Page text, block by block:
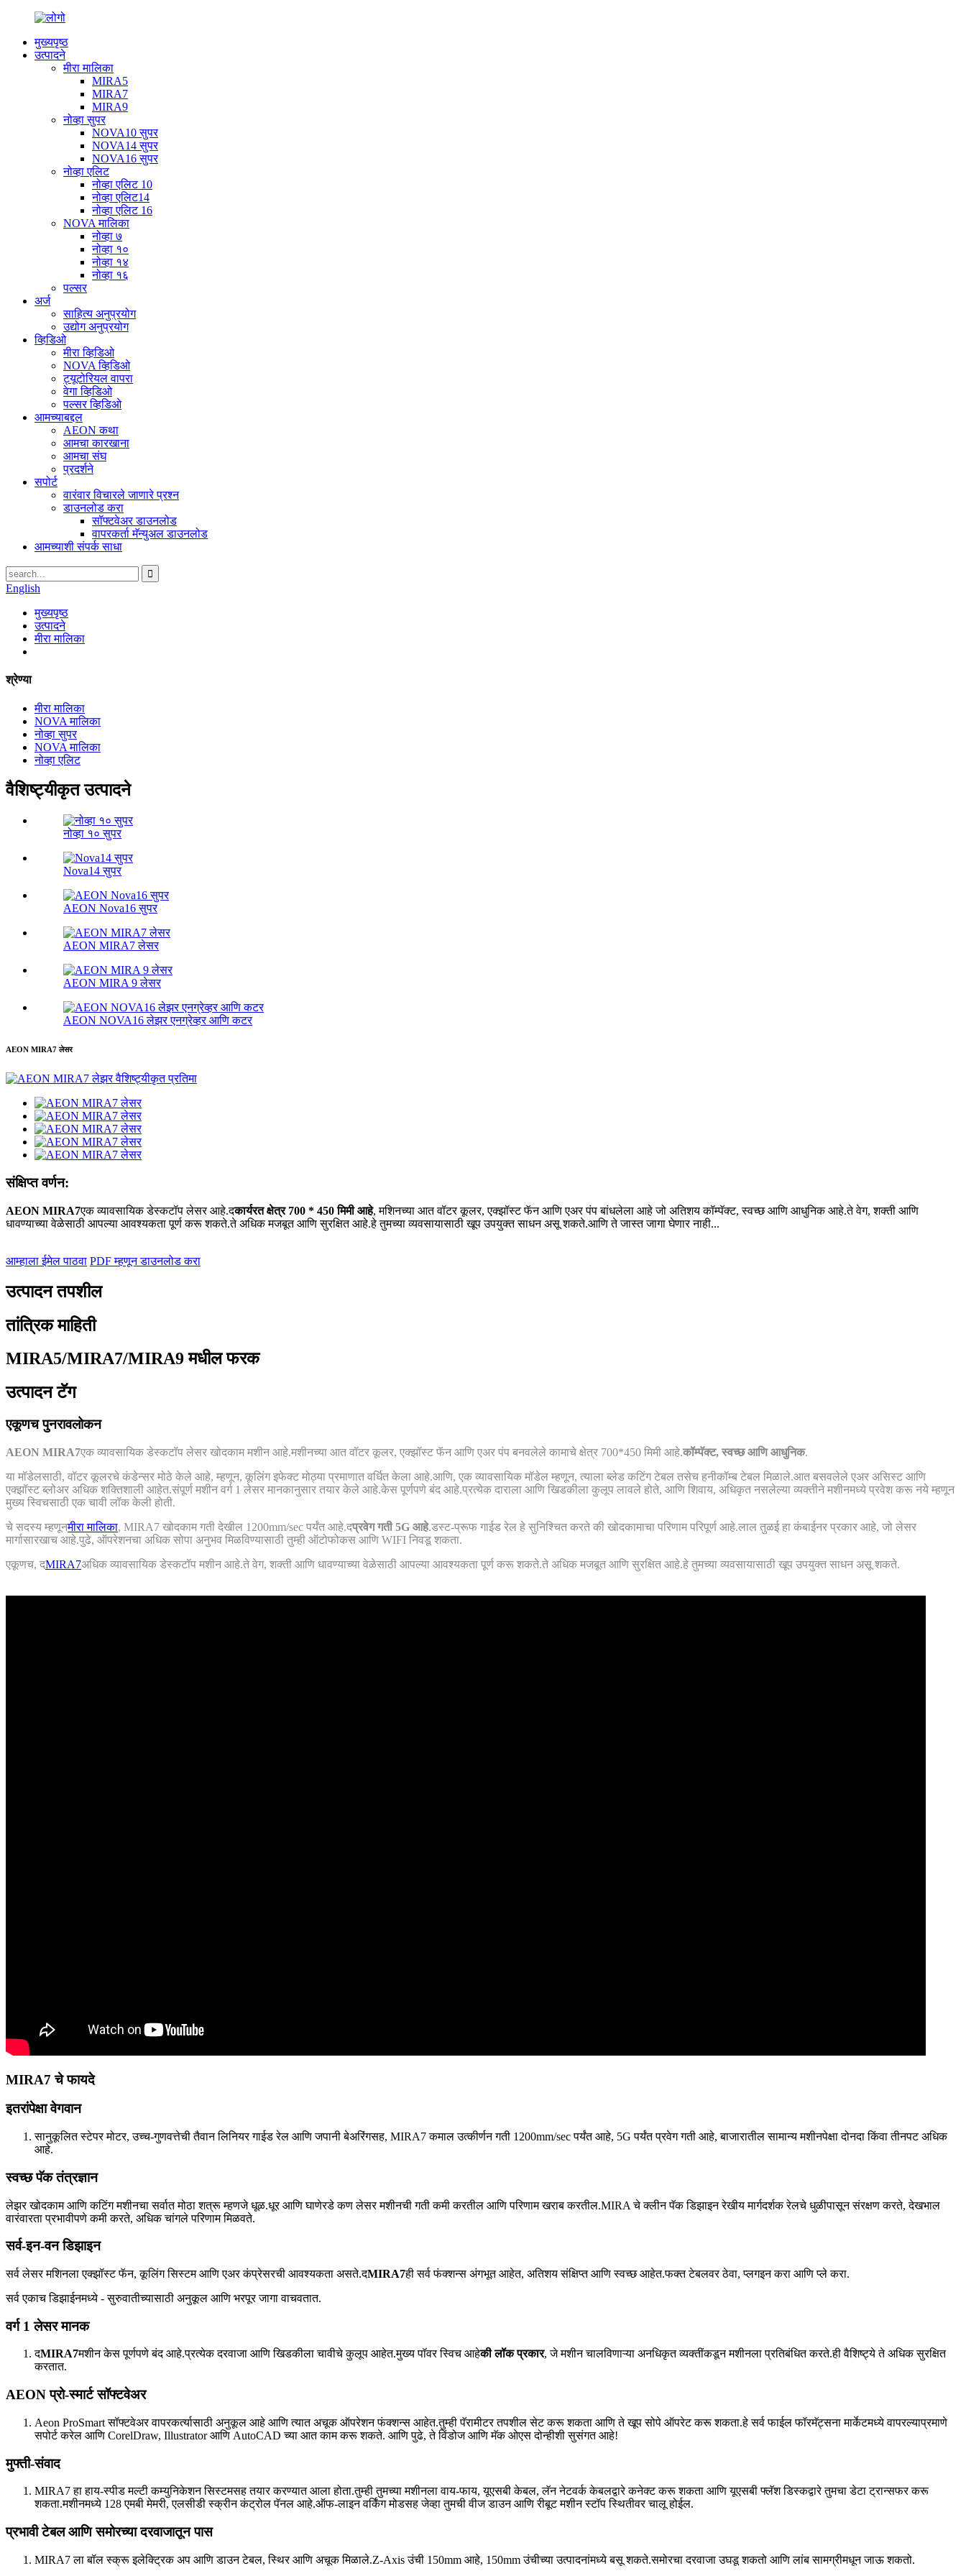
मुख्यपृष्ठ
उत्पादने
मीरा मालिका
MIRA5
MIRA7
MIRA9
नोव्हा सुपर
NOVA10 सुपर
NOVA14 सुपर
NOVA16 सुपर
नोव्हा एलिट
नोव्हा एलिट 10
नोव्हा एलिट14
नोव्हा एलिट 16
NOVA मालिका
नोव्हा ७
नोव्हा १०
नोव्हा १४
नोव्हा १६
पल्सर
अर्ज
साहित्य अनुप्रयोग
उद्योग अनुप्रयोग
व्हिडिओ
मीरा व्हिडिओ
NOVA व्हिडिओ
ट्यूटोरियल वापरा
वेगा व्हिडिओ
पल्सर व्हिडिओ
आमच्याबद्दल
AEON कथा
आमचा कारखाना
आमचा संघ
प्रदर्शने
सपोर्ट
वारंवार विचारले जाणारे प्रश्न
डाउनलोड करा
सॉफ्टवेअर डाउनलोड
वापरकर्ता मॅन्युअल डाउनलोड
आमच्याशी संपर्क साधा
English
मुख्यपृष्ठ
उत्पादने
मीरा मालिका
श्रेण्या
मीरा मालिका
NOVA मालिका
नोव्हा सुपर
NOVA मालिका
नोव्हा एलिट
वैशिष्ट्यीकृत उत्पादने
नोव्हा १० सुपर
Nova14 सुपर
AEON Nova16 सुपर
AEON MIRA7 लेसर
AEON MIRA 9 लेसर
AEON NOVA16 लेझर एनग्रेव्हर आणि कटर
AEON MIRA7 लेसर
संक्षिप्त वर्णन:
AEON MIRA7एक व्यावसायिक डेस्कटॉप लेसर आहे.दकार्यरत क्षेत्र 700 * 450 मिमी आहे, मशिनच्या आत वॉटर कूलर, एक्झॉस्ट फॅन आणि एअर पंप बांधलेला आहे जो अतिशय कॉम्पॅक्ट, स्वच्छ आणि आधुनिक आहे.ते वेग, शक्ती आणि
धावण्याच्या वेळेसाठी आपल्या आवश्यकता पूर्ण करू शकते.ते अधिक मजबूत आणि सुरक्षित आहे.हे तुमच्या व्यवसायासाठी खूप उपयुक्त साधन असू शकते.आणि ते जास्त जागा घेणार नाही...
आम्हाला ईमेल पाठवा PDF म्हणून डाउनलोड करा
उत्पादन तपशील
तांत्रिक माहिती
MIRA5/MIRA7/MIRA9 मधील फरक
उत्पादन टॅग
एकूणच पुनरावलोकन
AEON MIRA7एक व्यावसायिक डेस्कटॉप लेसर खोदकाम मशीन आहे.मशीनच्या आत वॉटर कूलर, एक्झॉस्ट फॅन आणि एअर पंप बनवलेले कामाचे क्षेत्र 700*450 मिमी आहे.कॉम्पॅक्ट, स्वच्छ आणि आधुनिक.
या मॉडेलसाठी, वॉटर कूलरचे कंडेन्सर मोठे केले आहे, म्हणून, कूलिंग इफेक्ट मोठ्या प्रमाणात वर्धित केला आहे.आणि, एक व्यावसायिक मॉडेल म्हणून, त्याला ब्लेड कटिंग टेबल तसेच हनीकॉम्ब टेबल मिळाले.आत बसवलेले एअर असिस्ट आणि
एक्झॉस्ट ब्लोअर अधिक शक्तिशाली आहेत.संपूर्ण मशीन वर्ग 1 लेसर मानकानुसार तयार केले आहे.केस पूर्णपणे बंद आहे.प्रत्येक दाराला आणि खिडकीला कुलूप लावले होते, आणि शिवाय, अधिकृत नसलेल्या व्यक्तीने मशीनमध्ये प्रवेश करू नये म्हणून
मुख्य स्विचसाठी एक चावी लॉक केली होती.
चे सदस्य म्हणूनमीरा मालिका, MIRA7 खोदकाम गती देखील 1200mm/sec पर्यंत आहे.दप्रवेग गती 5G आहे.डस्ट-प्रूफ गाईड रेल हे सुनिश्चित करते की खोदकामाचा परिणाम परिपूर्ण आहे.लाल तुळई हा कंबाईनर प्रकार आहे, जो लेसर
मार्गासारखाच आहे.पुढे, ऑपरेशनचा अधिक सोपा अनुभव मिळविण्यासाठी तुम्ही ऑटोफोकस आणि WIFI निवडू शकता.
एकूणच, दMIRA7अधिक व्यावसायिक डेस्कटॉप मशीन आहे.ते वेग, शक्ती आणि धावण्याच्या वेळेसाठी आपल्या आवश्यकता पूर्ण करू शकते.ते अधिक मजबूत आणि सुरक्षित आहे.हे तुमच्या व्यवसायासाठी खूप उपयुक्त साधन असू शकते.
MIRA7 चे फायदे
इतरांपेक्षा वेगवान
सानुकूलित स्टेपर मोटर, उच्च-गुणवत्तेची तैवान लिनियर गाईड रेल आणि जपानी बेअरिंगसह, MIRA7 कमाल उत्कीर्णन गती 1200mm/sec पर्यंत आहे, 5G पर्यंत प्रवेग गती आहे, बाजारातील सामान्य मशीनपेक्षा दोनदा किंवा तीनपट अधिक
आहे.
स्वच्छ पॅक तंत्रज्ञान
लेझर खोदकाम आणि कटिंग मशीनचा सर्वात मोठा शत्रू म्हणजे धूळ.धूर आणि घाणेरडे कण लेसर मशीनची गती कमी करतील आणि परिणाम खराब करतील.MIRA चे क्लीन पॅक डिझाइन रेखीय मार्गदर्शक रेलचे धुळीपासून संरक्षण करते, देखभाल
वारंवारता प्रभावीपणे कमी करते, अधिक चांगले परिणाम मिळवते.
सर्व-इन-वन डिझाइन
सर्व लेसर मशिनला एक्झॉस्ट फॅन, कूलिंग सिस्टम आणि एअर कंप्रेसरची आवश्यकता असते.दMIRA7ही सर्व फंक्शन्स अंगभूत आहेत, अतिशय संक्षिप्त आणि स्वच्छ आहेत.फक्त टेबलवर ठेवा, प्लगइन करा आणि प्ले करा.
सर्व एकाच डिझाईनमध्ये - सुरुवातीच्यासाठी अनुकूल आणि भरपूर जागा वाचवतात.
वर्ग 1 लेसर मानक
दMIRA7मशीन केस पूर्णपणे बंद आहे.प्रत्येक दरवाजा आणि खिडकीला चावीचे कुलूप आहेत.मुख्य पॉवर स्विच आहेकी लॉक प्रकार, जे मशीन चालविणाऱ्या अनधिकृत व्यक्तींकडून मशीनला प्रतिबंधित करते.ही वैशिष्ट्ये ते अधिक सुरक्षित
करतात.
AEON प्रो-स्मार्ट सॉफ्टवेअर
Aeon ProSmart सॉफ्टवेअर वापरकर्त्यासाठी अनुकूल आहे आणि त्यात अचूक ऑपरेशन फंक्शन्स आहेत.तुम्ही पॅरामीटर तपशील सेट करू शकता आणि ते खूप सोपे ऑपरेट करू शकता.हे सर्व फाईल फॉरमॅट्सना मार्केटमध्ये वापरल्याप्रमाणे
सपोर्ट करेल आणि CorelDraw, Illustrator आणि AutoCAD च्या आत काम करू शकते. आणि पुढे, ते विंडोज आणि मॅक ओएस दोन्हीशी सुसंगत आहे!
मुफ्ती-संवाद
MIRA7 हा हाय-स्पीड मल्टी कम्युनिकेशन सिस्टमसह तयार करण्यात आला होता.तुम्ही तुमच्या मशीनला वाय-फाय, यूएसबी केबल, लॅन नेटवर्क केबलद्वारे कनेक्ट करू शकता आणि यूएसबी फ्लॅश डिस्कद्वारे तुमचा डेटा ट्रान्सफर करू
शकता.मशीनमध्ये 128 एमबी मेमरी, एलसीडी स्क्रीन कंट्रोल पॅनल आहे.ऑफ-लाइन वर्किंग मोडसह जेव्हा तुमची वीज डाउन आणि रीबूट मशीन स्टॉप स्थितीवर चालू होईल.
प्रभावी टेबल आणि समोरच्या दरवाजातून पास
MIRA7 ला बॉल स्क्रू इलेक्ट्रिक अप आणि डाउन टेबल, स्थिर आणि अचूक मिळाले.Z-Axis उंची 150mm आहे, 150mm उंचीच्या उत्पादनांमध्ये बसू शकते.समोरचा दरवाजा उघडू शकतो आणि लांब सामग्रीमधून जाऊ शकतो.